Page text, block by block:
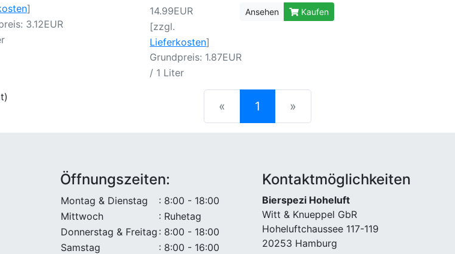
]
3.12EUR
14.99EUR
[zzgl.
Lieferkosten]
Grundpreis: 1.87EUR
/ 1 Liter
Ansehen Kaufen
« 1 (current)
»
Öffnungszeiten:
Montag & Dienstag
: 8:00 - 18:00
Mittwoch
: Ruhetag
Donnerstag & Freitag : 8:00 - 18:00
Samstag
: 8:00 - 16:00
Kontaktmöglichkeiten
Bierspezi Hoheluft
Witt & Knueppel GbR
Hoheluftchaussee 117-119
20253 Hamburg